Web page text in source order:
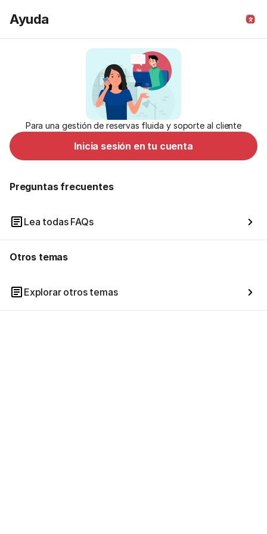
Ayuda
Para una gestión de reservas fluida y soporte al cliente
Inicia sesión en tu cuenta
Preguntas frecuentes
Lea todas FAQs
Otros temas
Explorar otros temas